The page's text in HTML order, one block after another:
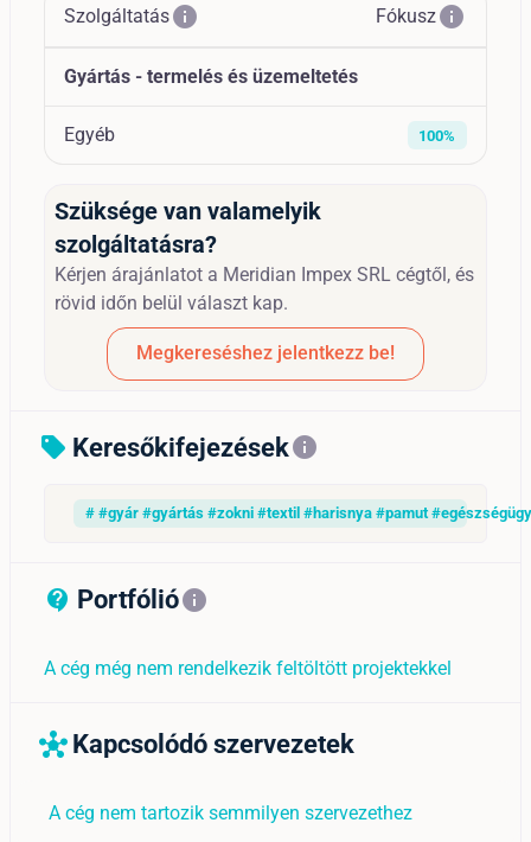
Szolgáltatásinfo Fókuszinfo
Gyártás - termelés és üzemeltetés
Egyéb 100%
Szüksége van valamelyik
szolgáltatásra?
Kérjen árajánlatot a Meridian Impex SRL cégtől, és
rövid időn belül választ kap.
Megkereséshez jelentkezz be!
sell Keresőkifejezésekinfo
# #gyár #gyártás #zokni #textil #harisnya #pamut
contact_support_outline
Portfólióinfo
A cég még nem rendelkezik feltöltött projektekkel
hub Kapcsolódó szervezetek
A cég nem tartozik semmilyen szervezethez